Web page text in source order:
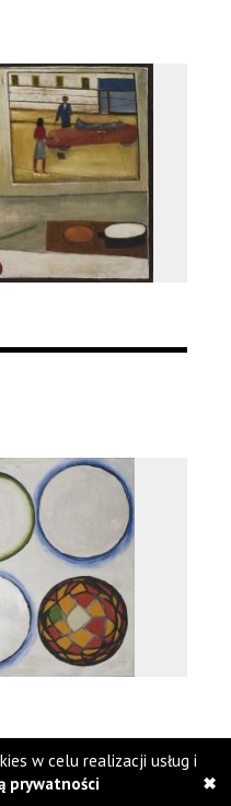
w celu realizacji usług i
prywatności